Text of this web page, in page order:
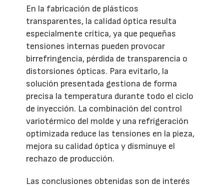
En la fabricación de plásticos
transparentes, la calidad óptica resulta
especialmente crítica, ya que pequeñas
tensiones internas pueden provocar
birrefringencia, pérdida de transparencia o
distorsiones ópticas. Para evitarlo, la
solución presentada gestiona de forma
precisa la temperatura durante todo el ciclo
de inyección. La combinación del control
variotérmico del molde y una refrigeración
optimizada reduce las tensiones en la pieza,
mejora su calidad óptica y disminuye el
rechazo de producción.
Las conclusiones obtenidas son de interés